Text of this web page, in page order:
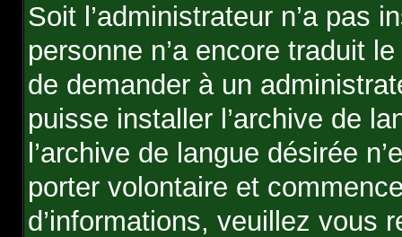
Soit l’administrateur n’a pas
personne n’a encore traduit
de demander à un
puisse installer l’archive de
l’archive de langue désirée
porter volontaire et
d’informations, veuillez vous